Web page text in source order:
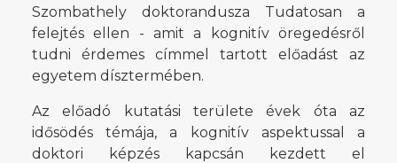
Szombathely doktorandusza Tudatosan a
felejtés ellen - amit a kognitív öregedésről
tudni érdemes címmel tartott előadást az
egyetem dísztermében.
Az előadó kutatási területe évek óta az
idősödés témája, a kognitív aspektussal a
doktori képzés kapcsán kezdett el